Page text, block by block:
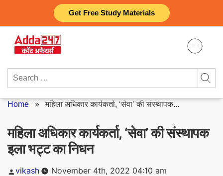
Get Free Study Materials
content
Search
Home »महिला अधिकार कार्यकर्ता, ‘सेवा’ की संस्थापक...
महिला अधिकार कार्यकर्ता, ‘सेवा’ की संस्थापक
इला भट्ट का निधन
Posted
vikash November 4th, 2022 04:10 am